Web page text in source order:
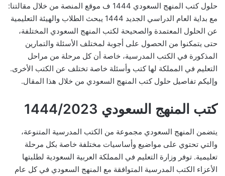
حلول كتب المنهج السعودي 1444 ف موقع المنصة من خلال مقالتنا:
مع بداية العام الدراسي الجديد 1444 يبحث الطلاب والهيئة التعليمية
عن الحلول المعتمدة والصحيحة لكتب المنهج السعودي المختلفة،
حتى يتمكنوا من الحصول على أجوبة لمختلف الأسئلة والتمارين
المذكورة في الكتب المدرسية، خاصة أن كل مرحلة من مراحل
التعليم في المملكة لها كتب وأسئلة خاصة تختلف عن الكتب الأخرى.
وإليكم تفاصيل حلول كتب المنهج السعودي من خلال هذا المقال.
كتب المنهج السعودي 1444/2023
يتضمن المنهج السعودي مجموعة من الكتب المدرسية المتنوعة،
والتي تحتوي على مواضيع وأساسيات مختلفة خاصة بكل مرحلة
تعليمية. توفر وزارة التعليم في المملكة العربية السعودية لطلبتها
الأعزاء الكتب المدرسية المتوافقة مع المنهج السعودي في كل عام